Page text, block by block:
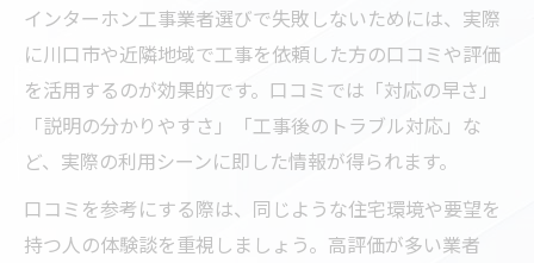
インターホン工事業者選びで失敗しないためには、実際
に川口市や近隣地域で工事を依頼した方の口コミや評価
を活用するのが効果的です。口コミでは「対応の早さ」
「説明の分かりやすさ」「工事後のトラブル対応」な
ど、実際の利用シーンに即した情報が得られます。
口コミを参考にする際は、同じような住宅環境や要望を
持つ人の体験談を重視しましょう。高評価が多い業者